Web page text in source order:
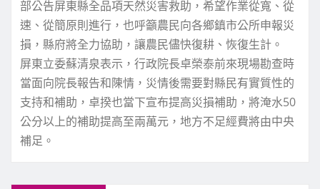
部公告屏東縣全品項天然災害救助，希望作業從寬、從
速、從簡原則進行，也呼籲農民向各鄉鎮市公所申報災
損，縣府將全力協助，讓農民儘快復耕、恢復生計。
屏東立委蘇清泉表示，行政院長卓榮泰前來現場勘查時
當面向院長報告和陳情，災情後需要對縣民有實質性的
支持和補助，卓揆也當下宣布提高災損補助，將淹水50
公分以上的補助提高至兩萬元，地方不足經費將由中央
補足。